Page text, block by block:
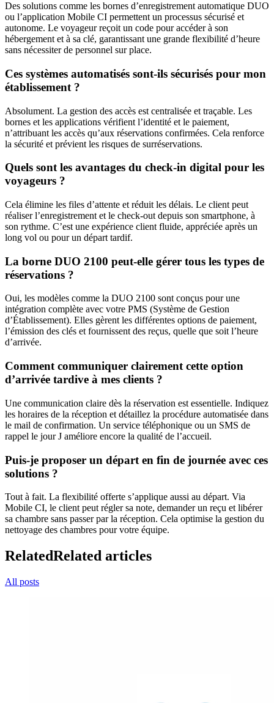
Des solutions comme les bornes d’enregistrement automatique DUO
ou l’application Mobile CI permettent un processus sécurisé et
autonome. Le voyageur reçoit un code pour accéder à son
hébergement et à sa clé, garantissant une grande flexibilité d’heure
sans nécessiter de personnel sur place.
Ces systèmes automatisés sont-ils sécurisés pour mon
établissement ?
Absolument. La gestion des accès est centralisée et traçable. Les
bornes et les applications vérifient l’identité et le paiement,
n’attribuant les accès qu’aux réservations confirmées. Cela renforce
la sécurité et prévient les risques de surréservations.
Quels sont les avantages du check-in digital pour les
voyageurs ?
Cela élimine les files d’attente et réduit les délais. Le client peut
réaliser l’enregistrement et le check-out depuis son smartphone, à
son rythme. C’est une expérience client fluide, appréciée après un
long vol ou pour un départ tardif.
La borne DUO 2100 peut-elle gérer tous les types de
réservations ?
Oui, les modèles comme la DUO 2100 sont conçus pour une
intégration complète avec votre PMS (Système de Gestion
d’Établissement). Elles gèrent les différentes options de paiement,
l’émission des clés et fournissent des reçus, quelle que soit l’heure
d’arrivée.
Comment communiquer clairement cette option
d’arrivée tardive à mes clients ?
Une communication claire dès la réservation est essentielle. Indiquez
les horaires de la réception et détaillez la procédure automatisée dans
le mail de confirmation. Un service téléphonique ou un SMS de
rappel le jour J améliore encore la qualité de l’accueil.
Puis-je proposer un départ en fin de journée avec ces
solutions ?
Tout à fait. La flexibilité offerte s’applique aussi au départ. Via
Mobile CI, le client peut régler sa note, demander un reçu et libérer
sa chambre sans passer par la réception. Cela optimise la gestion du
nettoyage des chambres pour votre équipe.
RelatedRelated articles
All posts